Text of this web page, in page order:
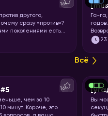
16+
другого,
сразу «против»?
поколениями есть
друга и
Га-
игры!
23
Всё
16+
чем за 10
минут. Короче, это
Вы